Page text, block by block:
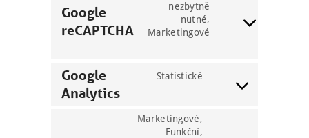
Google
reCAPTCHA
nezbytně
nutné,
Marketingové
Consent
recaptcha
Google
Analytics
Statistické
Consent
Marketingové,
Funkční,